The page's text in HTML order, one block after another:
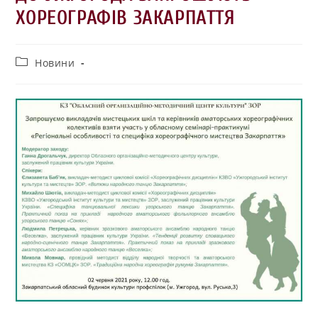
ХОРЕОГРАФІВ ЗАКАРПАТТЯ
Новини